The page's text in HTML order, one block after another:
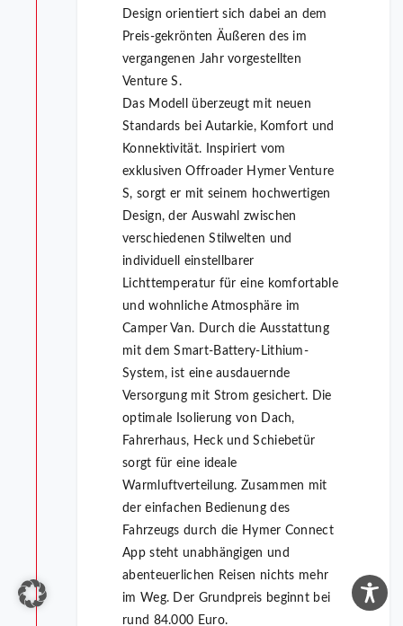
Design orientiert sich dabei an dem
Preis-gekrönten Äußeren des im
vergangenen Jahr vorgestellten
Venture S.
Das Modell überzeugt mit neuen
Standards bei Autarkie, Komfort und
Konnektivität. Inspiriert vom
exklusiven Offroader Hymer Venture
S, sorgt er mit seinem hochwertigen
Design, der Auswahl zwischen
verschiedenen Stilwelten und
individuell einstellbarer
Lichttemperatur für eine komfortable
und wohnliche Atmosphäre im
Camper Van. Durch die Ausstattung
mit dem Smart-Battery-Lithium-
System, ist eine ausdauernde
Versorgung mit Strom gesichert. Die
optimale Isolierung von Dach,
Fahrerhaus, Heck und Schiebetür
sorgt für eine ideale
Warmluftverteilung. Zusammen mit
der einfachen Bedienung des
Fahrzeugs durch die Hymer Connect
App steht unabhängigen und
abenteuerlichen Reisen nichts mehr
im Weg. Der Grundpreis beginnt bei
rund 84.000 Euro.